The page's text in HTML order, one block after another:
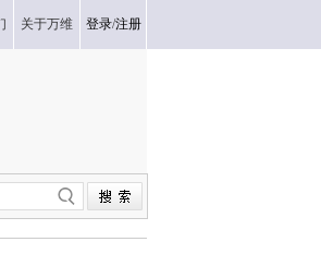
关于万维 登录/注册